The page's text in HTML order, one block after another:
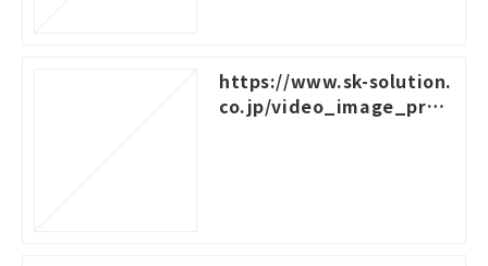
https://www.sk-solution.
co.jp/video_image_proc